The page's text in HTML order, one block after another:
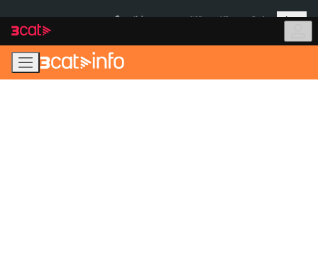
navegació
principal
contingut
Més